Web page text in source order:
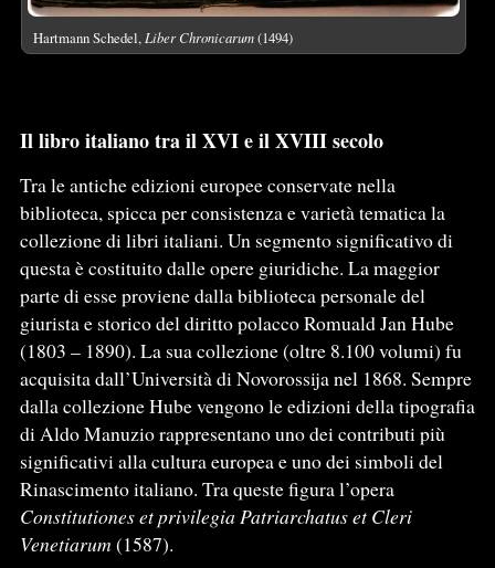
Hartmann Schedel, Liber Chronicarum(1494)
Il libro italiano tra il XVI e il XVIII secolo
Tra le antiche edizioni europee conservate nella
biblioteca, spicca per consistenza e varietà tematica la
collezione di libri italiani. Un segmento significativo di
questa è costituito dalle opere giuridiche. La maggior
parte di esse proviene dalla biblioteca personale del
giurista e storico del diritto polacco Romuald Jan Hube
(1803 – 1890). La sua collezione (oltre 8.100 volumi) fu
acquisita dall’Università di Novorossija nel 1868. Sempre
dalla collezione Hube vengono le edizioni della tipografia
di Aldo Manuzio rappresentano uno dei contributi più
significativi alla cultura europea e uno dei simboli del
Rinascimento italiano. Tra queste figura l’opera
Constitutiones et privilegia Patriarchatus et Cleri
Venetiarum (1587).